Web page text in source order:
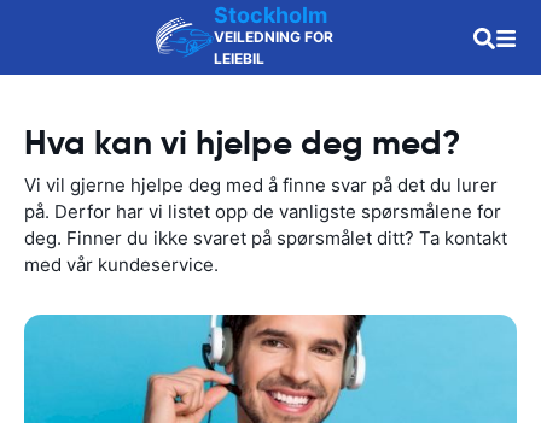
Stockholm
VEILEDNING FOR
LEIEBIL
Hva kan vi hjelpe deg med?
Vi vil gjerne hjelpe deg med å finne svar på det du lurer
på. Derfor har vi listet opp de vanligste spørsmålene for
deg. Finner du ikke svaret på spørsmålet ditt? Ta kontakt
med vår kundeservice.